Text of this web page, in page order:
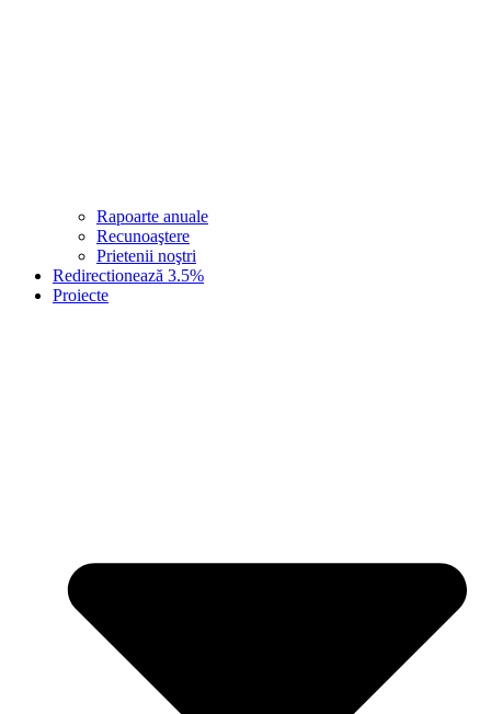
Rapoarte anuale
Recunoaştere
Prietenii noştri
Redirectionează 3.5%
Proiecte